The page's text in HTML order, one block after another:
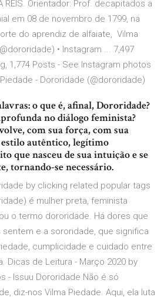
REIS. Orientador: Prof. decapitados a
em 08 de novembro de 1799, na
do aprendiz de alfaiate, Vilma
• Instagram ... 7,497
1,774 Posts - See Instagram photos
- Dororidade (@dororidade)
o que é, afinal, Dororidade?
no diálogo feminista?
com sua força, com sua
autêntico, legítimo
que nasceu de sua intuição e se
tornando-se necessário.
by clicking related popular tags
é mulher preta, feminista
o termo dororidade. Há dores que
e a sororidade, que significa
cumplicidade e cuidado entre
Dicas de Leitura - Março 2020 by
- Issuu Dororidade Não é só
diz-nos Vilma Piedade. Aqui, ela luta